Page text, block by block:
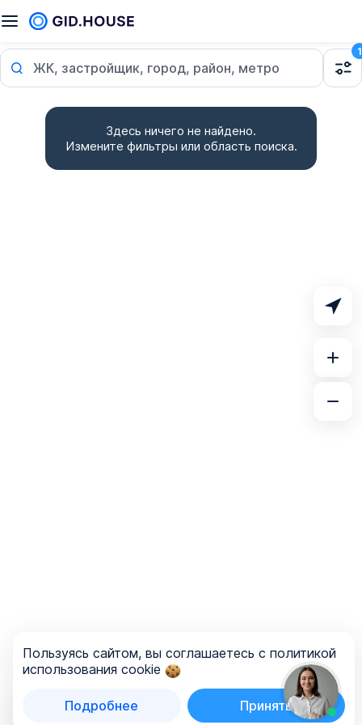
ЖК, застройщик, город, район, метро
1
Список
Здесь ничего не найдено.
Измените фильтры или область поиска.
Пользуясь сайтом, вы соглашаетесь с политикой
использования cookie
Подробнее Принять